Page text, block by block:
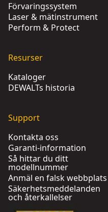
Förvaringssystem
Laser & mätinstrument
Perform & Protect
Resurser
Kataloger
DEWALTs historia
Support
Kontakta oss
Garanti-information
Så hittar du ditt
modellnummer
Anmäl en falsk webbplats
Säkerhetsmeddelanden
och återkallelser